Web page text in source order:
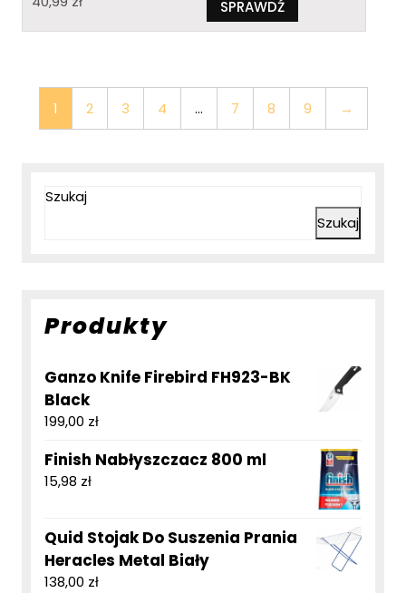
SPRAWDŹ
1 2 3 4 … 7 8 9 →
Szukaj
Szukaj
Produkty
Ganzo Knife Firebird FH923-BK
Black
199,00 zł
Finish Nabłyszczacz 800 ml
15,98 zł
Quid Stojak Do Suszenia Prania
Heracles Metal Biały
138,00 zł